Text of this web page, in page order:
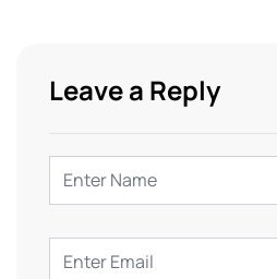
Leave a Reply